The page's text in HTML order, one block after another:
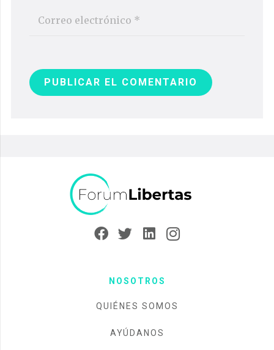
PUBLICAR EL COMENTARIO
NOSOTROS
QUIÉNES SOMOS
AYÚDANOS